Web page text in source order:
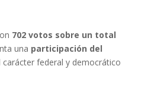
702 votos sobre un total
una participación del
federal y democrático